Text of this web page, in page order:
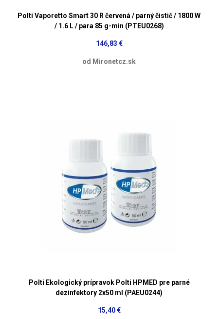
Polti Vaporetto Smart 30 R červená / parný čistič / 1800 W
/ 1.6 L / para 85 g-min (PTEU0268)
146,83 €
od Mironetcz.sk
Polti Ekologický prípravok Polti HPMED pre parné
dezinfektory 2x50 ml (PAEU0244)
15,40 €